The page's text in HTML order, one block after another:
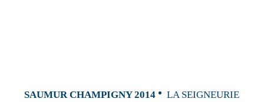
SAUMUR CHAMPIGNY 2014 LA SEIGNEURIE